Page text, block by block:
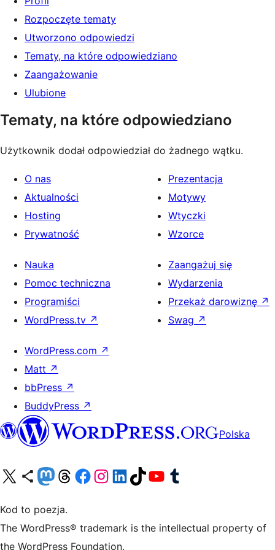
Rozpoczęte tematy
Utworzono odpowiedzi
Tematy, na które odpowiedziano
Zaangażowanie
Ulubione
Tematy, na które odpowiedziano
Użytkownik dodał odpowiedział do żadnego wątku.
O nas
Aktualności
Hosting
Prywatność
Prezentacja
Motywy
Wtyczki
Wzorce
Nauka
Pomoc techniczna
Programiści
WordPress.tv ↗
Zaangażuj się
Wydarzenia
Przekaż darowiznę ↗
Swag ↗
WordPress.com ↗
Matt ↗
bbPress ↗
BuddyPress ↗
Polska
Odwiedź nasze konto X (dawniej Twitter)
Odwiedź nasze konto Bluesky
Odwiedź nasze konto na Mastodoncie
Odwiedź naszego Threadsa
Odwiedź naszego Facebooka
Odwiedź nasze konto na Instagramie
Odwiedź nasze konto na LinkedIn
Odwiedź naszego TikToka
Odwiedź nasz kanał YouTube
Odwiedź naszego Tumblra
Kod to poezja.
The WordPress® trademark is the intellectual property of
the WordPress Foundation.